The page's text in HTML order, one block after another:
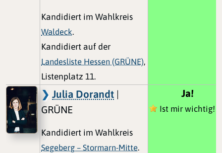
Kandidiert im Wahlkreis
Waldeck.
Kandidiert auf der
Landesliste Hessen (GRÜNE),
Listenplatz 11.
Julia Dorandt |
GRÜNE
Kandidiert im Wahlkreis
Segeberg – Stormarn-Mitte.
Ja!
Ist mir wichtig!